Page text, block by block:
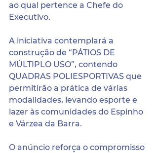
ao qual pertence a Chefe do
Executivo.
A iniciativa contemplará a
construção de “PÁTIOS DE
MÚLTIPLO USO”, contendo
QUADRAS POLIESPORTIVAS que
permitirão a prática de várias
modalidades, levando esporte e
lazer às comunidades do Espinho
e Várzea da Barra.
O anúncio reforça o compromisso